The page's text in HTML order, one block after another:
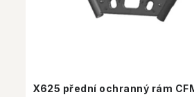
X625 přední ochranný rám